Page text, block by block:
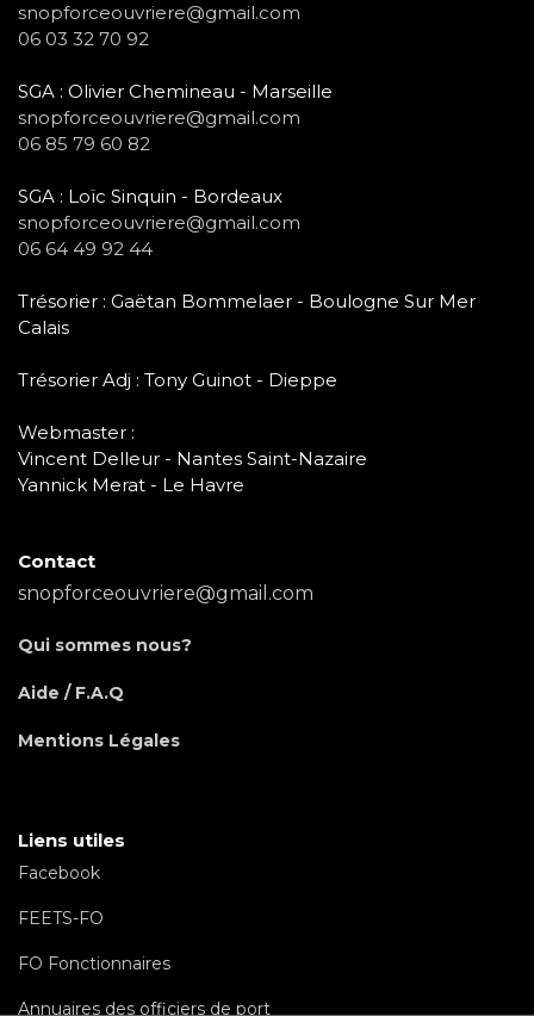
snopforceouvriere@gmail.com
06 03 32 70 92
SGA : Olivier Chemineau - Marseille
snopforceouvriere@gmail.com
06 85 79 60 82
SGA : Loïc Sinquin - Bordeaux
snopforceouvriere@gmail.com
06 64 49 92 44
Trésorier : Gaëtan Bommelaer - Boulogne Sur Mer
Calais
Trésorier Adj : Tony Guinot - Dieppe
Webmaster :
Vincent Delleur - Nantes Saint-Nazaire
Yannick Merat - Le Havre
Contact
snopforceouvriere@gmail.com
Qui sommes nous?
Aide / F.A.Q
Mentions Légales
Liens utiles
Facebook
FEETS-FO
FO Fonctionnaires
Annuaires des officiers de port